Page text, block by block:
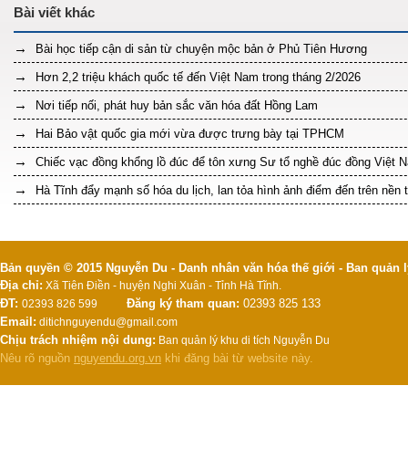
Bài học tiếp cận di sản từ chuyện mộc bản ở Phủ Tiên Hương
Hơn 2,2 triệu khách quốc tế đến Việt Nam trong tháng 2/2026
Nơi tiếp nối, phát huy bản sắc văn hóa đất Hồng Lam
Hai Bảo vật quốc gia mới vừa được trưng bày tại TPHCM
Chiếc vạc đồng khổng lồ đúc để tôn xưng Sư tổ nghề đúc đồng Việt
Hà Tĩnh đẩy mạnh số hóa du lịch, lan tỏa hình ảnh điểm đến trên nền
Bản quyền © 2015 Nguyễn Du - Danh nhân văn hóa thế giới - Ban
Địa chỉ: Xã Tiên Điền - huyện Nghi Xuân - Tỉnh Hà Tĩnh.
ĐT: 02393 826 599 Đăng ký tham quan: 02393 825 133
Email: ditichnguyendu@gmail.com
Chịu trách nhiệm nội dung: Ban quản lý khu di tích Nguyễn Du
Nêu rõ nguồn nguyendu.org.vn khi đăng bài từ website này.